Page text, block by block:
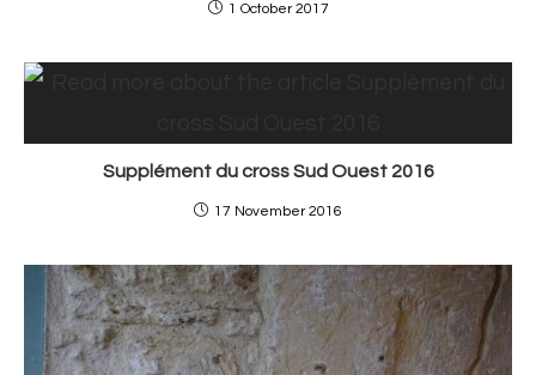
1 October 2017
Supplément du cross Sud Ouest 2016
17 November 2016